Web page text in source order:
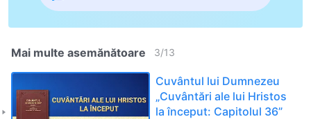
Mai multe asemănătoare 3/13
Cuvântul lui Dumnezeu
„Cuvântări ale lui Hristos
la început: Capitolul 36”